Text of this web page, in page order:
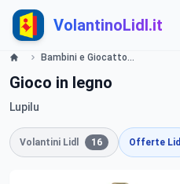
VolantinoLidl.it
Bambini e Giocattoli Lidl
Gioco in legno
Lupilu
Volantini Lidl 16 Offerte Lidl